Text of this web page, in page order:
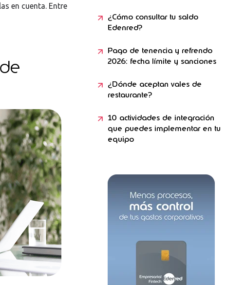
en cuenta. Entre
¿Cómo consultar tu saldo
Edenred?
Pago de tenencia y refrendo
2026: fecha límite y sanciones
¿Dónde aceptan vales de
restaurante?
10 actividades de integración
que puedes implementar en tu
equipo